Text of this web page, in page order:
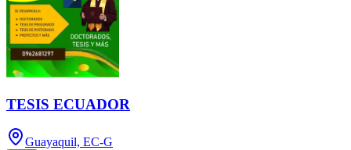
TESIS ECUADOR
Guayaquil, EC-G